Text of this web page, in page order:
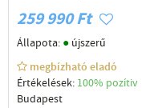
Garancia
259 990 Ft
Állapota: ● újszerű
megbízható eladó
Értékelések: 100% pozítiv
Budapest